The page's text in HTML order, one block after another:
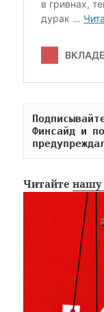
Финсайд и
Читайтенашу